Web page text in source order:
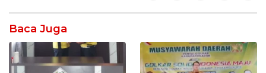
Baca Juga